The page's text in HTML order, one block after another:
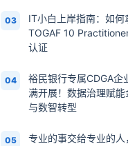
03
IT小白上岸指南：如何
TOGAF 10
认证
04
裕民银行专属CDGA企
满开展！数据治理赋能
与数智转型
05
专业的事交给专业的人